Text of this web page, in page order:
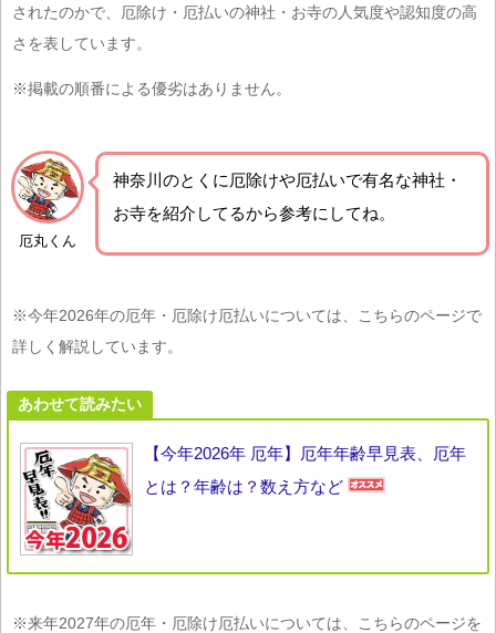
されたのかで、厄除け・厄払いの神社・お寺の人気度や認知度の高
さを表しています。
※掲載の順番による優劣はありません。
厄丸くん
神奈川のとくに厄除けや厄払いで有名な神社・
お寺を紹介 してるから参考にしてね。
※今年2026年の厄年・厄除け厄払いについては、こちらのページで
詳しく解説しています。
あわせて読みたい
【今年2026年 厄年】厄年年齢早見表、厄年
とは？年齢は？数え方など
※来年2027年の厄年・厄除け厄払いについては、こちらのページを